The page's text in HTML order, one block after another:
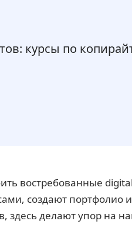
курсы по
востребованные
создают портфолио
делают упор на